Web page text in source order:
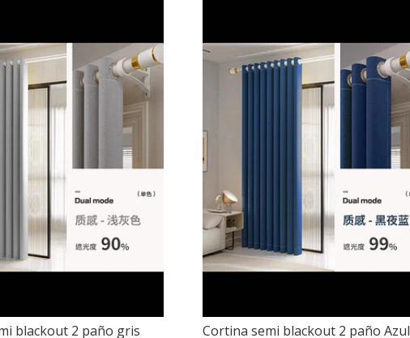
blackout 2 paño gris Cortina semi blackout 2 paño Azul